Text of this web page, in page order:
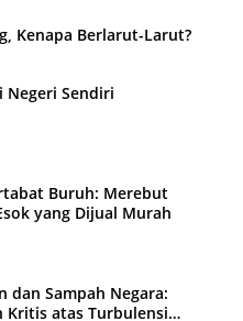
Kenapa Berlarut-Larut?
Sendiri
Buruh: Merebut
yang Dijual Murah
dan Sampah Negara:
Kritis atas Turbulensi